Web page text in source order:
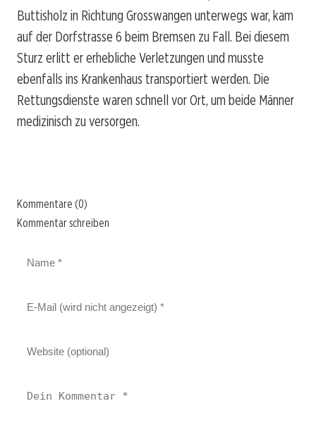
Buttisholz in Richtung Grosswangen unterwegs war, kam
auf der Dorfstrasse 6 beim Bremsen zu Fall. Bei diesem
Sturz erlitt er erhebliche Verletzungen und musste
ebenfalls ins Krankenhaus transportiert werden. Die
Rettungsdienste waren schnell vor Ort, um beide Männer
medizinisch zu versorgen.
Kommentare (0)
Kommentar schreiben